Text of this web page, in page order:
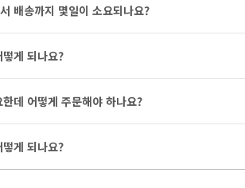
배송까지 몇일이 소요되나요?
게 되나요?
데 어떻게 주문해야 하나요?
게 되나요?